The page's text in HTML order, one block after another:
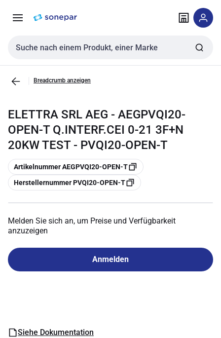
NavigationInhalt
Sucheingabe
Breadcrumb anzeigen
ELETTRA SRL AEG - AEGPVQI20-
OPEN-T Q.INTERF.CEI 0-21 3F+N
20KW TEST - PVQI20-OPEN-T
Kopieren
Artikelnummer AEGPVQI20-OPEN-T
Kopieren
Herstellernummer PVQI20-OPEN-T
Melden Sie sich an, um Preise und Verfügbarkeit
anzuzeigen
Anmelden
Siehe Dokumentation